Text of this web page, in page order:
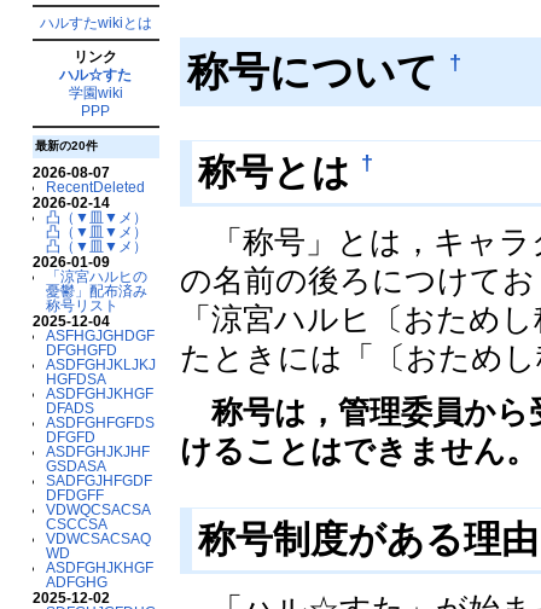
ハルすたwikiとは
リンク
ハル☆すた
学園wiki
PPP
最新の20件
2026-08-07
RecentDeleted
2026-02-14
凸（▼皿▼メ）
凸（▼皿▼メ）
凸（▼皿▼メ）
2026-01-09
「涼宮ハルヒの
憂鬱」配布済み
称号リスト
2025-12-04
ASFHGJGHDGF
DFGHGFD
ASDFGHJKLJKJ
HGFDSA
ASDFGHJKHGF
DFADS
ASDFGHFGFDS
DFGFD
ASDFGHJKJHF
GSDASA
SADFGJHFGDF
DFDGFF
VDWQCSACSA
CSCCSA
VDWCSACSAQ
WD
ASDFGHJKHGF
ADFGHG
2025-12-02
称号について †
称号とは †
「称号」とは，キャラ
の名前の後ろにつけて
「涼宮ハルヒ〔おため
たときには「〔おため
称号は，管理委員か
けることはできません。
称号制度がある理